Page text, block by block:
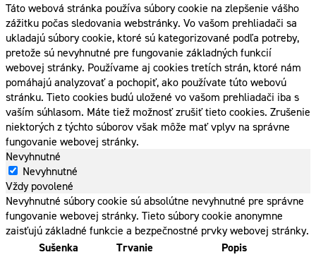
Táto webová stránka používa súbory cookie na zlepšenie vášho
zážitku počas sledovania webstránky. Vo vašom prehliadači sa
ukladajú súbory cookie, ktoré sú kategorizované podľa potreby,
pretože sú nevyhnutné pre fungovanie základných funkcií
webovej stránky. Používame aj cookies tretích strán, ktoré nám
pomáhajú analyzovať a pochopiť, ako používate túto webovú
stránku. Tieto cookies budú uložené vo vašom prehliadači iba s
vaším súhlasom. Máte tiež možnosť zrušiť tieto cookies. Zrušenie
niektorých z týchto súborov však môže mať vplyv na správne
fungovanie webovej stránky.
Nevyhnutné
Nevyhnutné
Vždy povolené
Nevyhnutné súbory cookie sú absolútne nevyhnutné pre správne
fungovanie webovej stránky. Tieto súbory cookie anonymne
zaisťujú základné funkcie a bezpečnostné prvky webovej stránky.
Sušenka
Trvanie Popis